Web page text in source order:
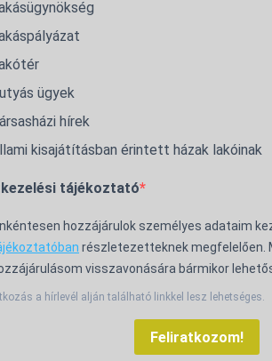
ügyek
hírek
kisajátításban érintett házak lakóinak
tájékoztató
hozzájárulok személyes adataim
részletezetteknek megfelelően.
visszavonására bármikor
a hírlevél alján található linkkel lesz lehetséges.
Feliratkozom!